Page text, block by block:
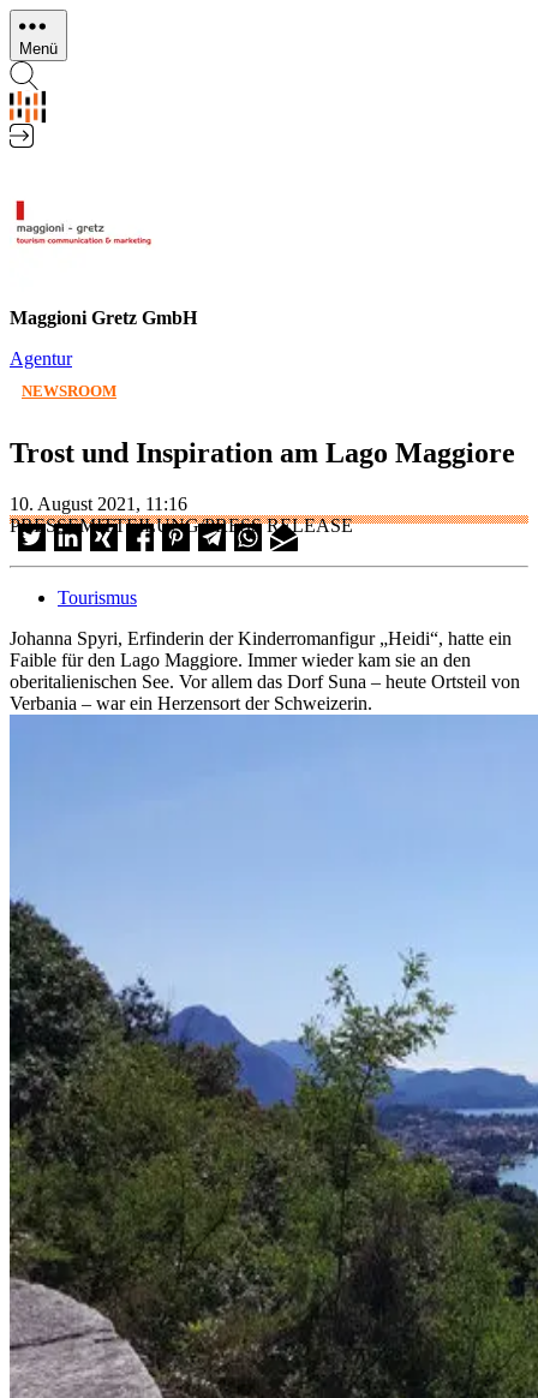
Direkt
zum
Inhalt
Menü
Maggioni Gretz GmbH
Agentur
NEWSROOM
Trost und Inspiration am Lago Maggiore
10. August 2021, 11:16
PRESSEMITTEILUNG/PRESS RELEASE
Tourismus
Johanna Spyri, Erfinderin der Kinderromanfigur „Heidi“, hatte ein
Faible für den Lago Maggiore. Immer wieder kam sie an den
oberitalienischen See. Vor allem das Dorf Suna – heute Ortsteil von
Verbania – war ein Herzensort der Schweizerin.